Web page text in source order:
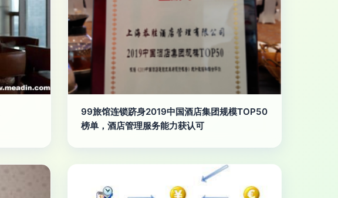
99旅馆连锁跻身2019中国酒店集团规模TOP50
榜单，酒店管理服务能力获认可